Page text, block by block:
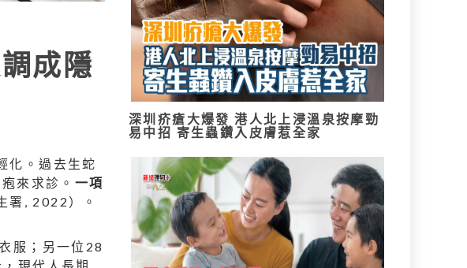
成隱
化。過去生蛇
來求診。 一項
署, 2022）。
服；另一位28
深圳疥瘡大爆發 港人北上浸溫泉按摩勁
易中招 寄生蟲鑽入皮膚惹全家